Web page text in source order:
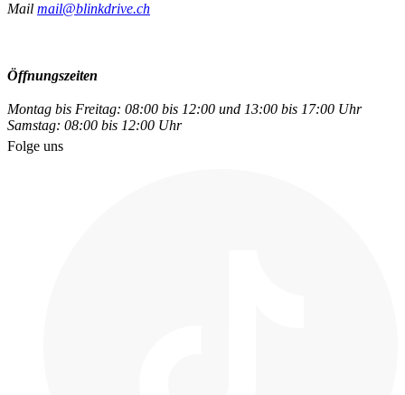
Mail mail@blinkdrive.ch
Öffnungszeiten
Montag bis Freitag: 08:00 bis 12:00 und 13:00 bis 17:00 Uhr
Samstag: 08:00 bis 12:00 Uhr
Folge uns